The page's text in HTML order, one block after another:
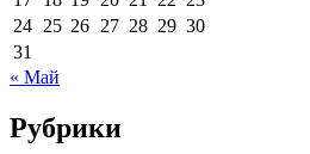
24 25 26 27 28 29 30
31
« Май
Рубрики